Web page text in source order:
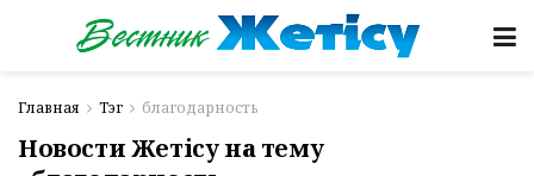
Главная Тэг благодарность
Новости Жетісу на тему